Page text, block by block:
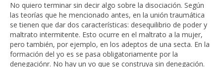
No quiero terminar sin decir algo sobre la disociación. Según
las teorías que he mencionado antes, en la unión traumática
se tienen que dar dos características: desequilibrio de poder y
maltrato intermitente. Esto ocurre en el maltrato a la mujer,
pero también, por ejemplo, en los adeptos de una secta. En la
formación del yo es se pasa obligatoriamente por la
denegaciónr. No hay un yo que se construya sin denegación.